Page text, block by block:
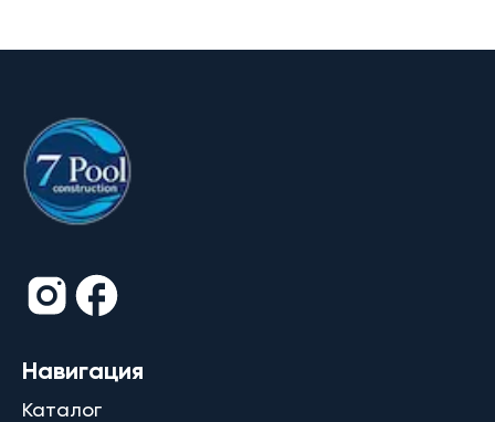
Навигация
Каталог